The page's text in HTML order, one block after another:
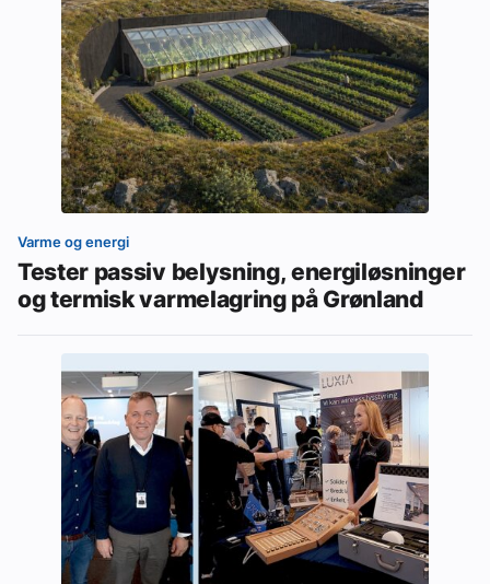
Varme og energi
Tester passiv belysning, energiløsninger
og termisk varmelagring på Grønland